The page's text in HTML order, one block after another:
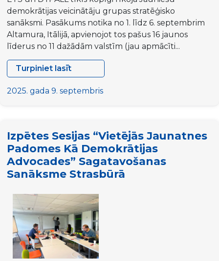
demokrātijas veicinātāju grupas stratēģisko
sanāksmi. Pasākums notika no 1. līdz 6. septembrim
Altamura, Itālijā, apvienojot tos pašus 16 jaunos
līderus no 11 dažādām valstīm (jau apmācīti...
Turpiniet lasīt
“Kāpšana
pa
kultūras
veicināšana
(CL-
YE)”
demokrātijas
veicinātāju
grupas
stratēģiskā
sanāksme
2025. gada 9. septembris
Izpētes Sesijas “Vietējās Jaunatnes
Padomes Kā Demokrātijas
Advocades” Sagatavošanas
Sanāksme Strasbūrā